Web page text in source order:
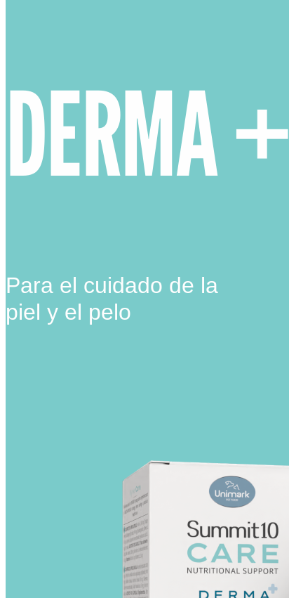
DERMA +
Para el cuidado de la
piel y el pelo